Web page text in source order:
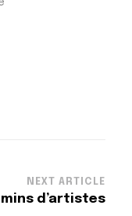
NEXT ARTICLE
d’artistes